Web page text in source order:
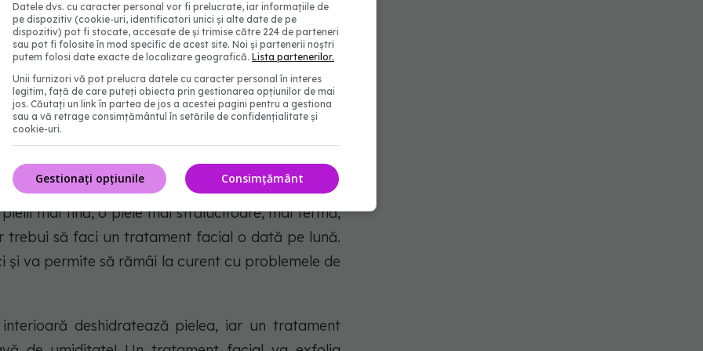
vă programați următoarea întâlnire pentru a
de impurități.
mai fină, o piele mai strălucitoare, mai fermă,
trebui să faci un tratament facial o dată pe lună.
va permite să rămâi la curent cu problemele de
deshidratează pielea, iar un tratament
Datele dvs. cu caracter personal vor fi prelucrate, iar informațiile de
pe dispozitiv (cookie-uri, identificatori unici și alte date de pe
dispozitiv) pot fi stocate, accesate de și trimise către 224 de parteneri
sau pot fi folosite în mod specific de acest site. Noi și partenerii noștri
putem folosi date exacte de localizare geografică. Lista partenerilor.
Unii furnizori vă pot prelucra datele cu caracter personal în interes
legitim, față de care puteți obiecta prin gestionarea opțiunilor de mai
jos. Căutați un link în partea de jos a acestei pagini pentru a gestiona
sau a vă retrage consimțământul în setările de confidențialitate și
cookie-uri.
Consimțământ
Gestionați opțiunile